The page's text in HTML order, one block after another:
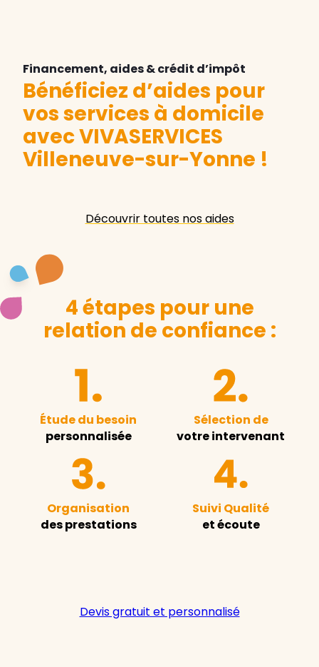
Financement, aides & crédit d’impôt
Bénéficiez d’aides pour
vos services à domicile
avec VIVASERVICES
Villeneuve-sur-Yonne !
Découvrir toutes nos aides
4 étapes pour une
relation de confiance :
Étude du besoin
personnalisée
Sélection de
votre intervenant
Organisation
des prestations
Suivi Qualité
et écoute
Devis gratuit et personnalisé